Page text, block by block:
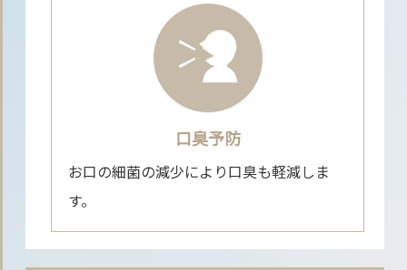
口臭予防
お口の細菌の減少により口臭も軽減しま
す。